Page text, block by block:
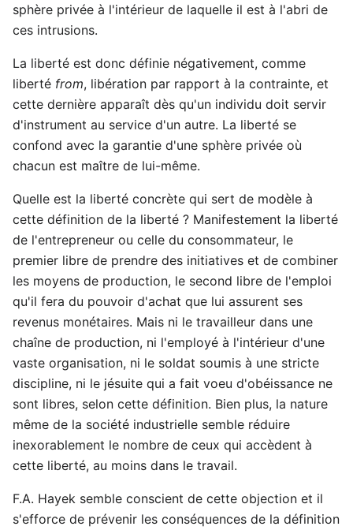
sphère privée à l'intérieur de laquelle il est à l'abri de
ces intrusions.
La liberté est donc définie négativement, comme
liberté from, libération par rapport à la contrainte, et
cette dernière apparaît dès qu'un individu doit servir
d'instrument au service d'un autre. La liberté se
confond avec la garantie d'une sphère privée où
chacun est maître de lui-même.
Quelle est la liberté concrète qui sert de modèle à
cette définition de la liberté ? Manifestement la liberté
de l'entrepreneur ou celle du consommateur, le
premier libre de prendre des initiatives et de combiner
les moyens de production, le second libre de l'emploi
qu'il fera du pouvoir d'achat que lui assurent ses
revenus monétaires. Mais ni le travailleur dans une
chaîne de production, ni l'employé à l'intérieur d'une
vaste organisation, ni le soldat soumis à une stricte
discipline, ni le jésuite qui a fait voeu d'obéissance ne
sont libres, selon cette définition. Bien plus, la nature
même de la société industrielle semble réduire
inexorablement le nombre de ceux qui accèdent à
cette liberté, au moins dans le travail.
F.A. Hayek semble conscient de cette objection et il
s'efforce de prévenir les conséquences de la définition